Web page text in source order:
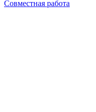
Совместная работа